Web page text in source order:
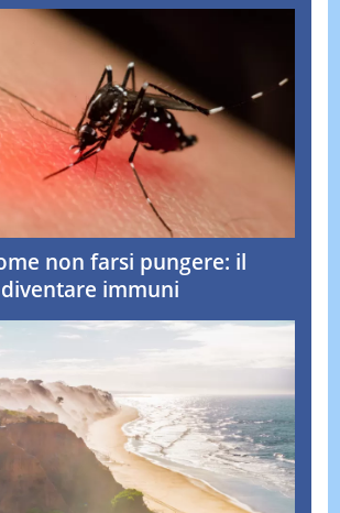
non farsi pungere: il
immuni